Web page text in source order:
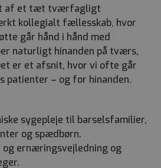
af et tæt tværfagligt
kollegialt fællesskab, hvor
går hånd i hånd med
naturligt hinanden på tværs,
er et afsnit, hvor vi ofte går
– og for hinanden.
sygepleje til barselsfamilier,
og spædbørn.
og ernæringsvejledning og